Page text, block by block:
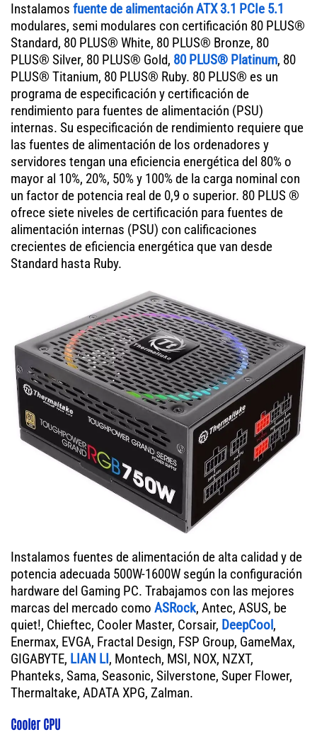
Instalamos fuente de alimentación ATX 3.1 PCIe 5.1
modulares, semi modulares con certificación 80 PLUS®
Standard, 80 PLUS® White, 80 PLUS® Bronze, 80
PLUS® Silver, 80 PLUS® Gold, 80 PLUS® Platinum, 80
PLUS® Titanium, 80 PLUS® Ruby. 80 PLUS® es un
programa de especificación y certificación de
rendimiento para fuentes de alimentación (PSU)
internas. Su especificación de rendimiento requiere que
las fuentes de alimentación de los ordenadores y
servidores tengan una eficiencia energética del 80% o
mayor al 10%, 20%, 50% y 100% de la carga nominal con
un factor de potencia real de 0,9 o superior. 80 PLUS ®
ofrece siete niveles de certificación para fuentes de
alimentación internas (PSU) con calificaciones
crecientes de eficiencia energética que van desde
Standard hasta Ruby.
Instalamos fuentes de alimentación de alta calidad y de
potencia adecuada 500W-1600W según la configuración
hardware del Gaming PC. Trabajamos con las mejores
marcas del mercado como ASRock, Antec, ASUS, be
quiet!, Chieftec, Cooler Master, Corsair, DeepCool,
Enermax, EVGA, Fractal Design, FSP Group, GameMax,
GIGABYTE, LIAN LI, Montech, MSI, NOX, NZXT,
Phanteks, Sama, Seasonic, Silverstone, Super Flower,
Thermaltake, ADATA XPG, Zalman.
Cooler CPU